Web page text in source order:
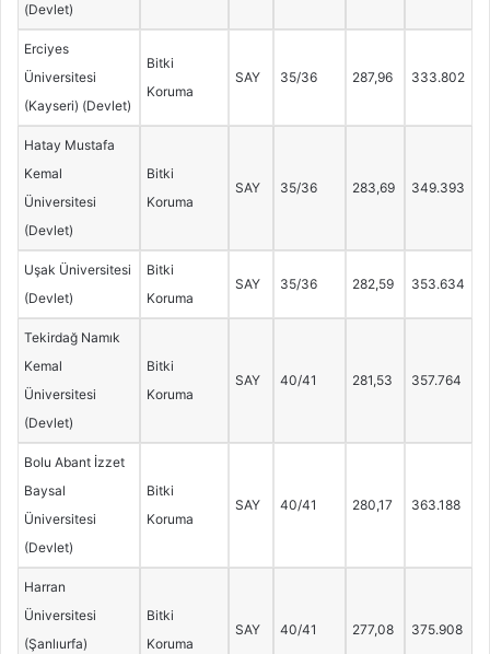
(Devlet)
Erciyes
Üniversitesi
(Kayseri) (Devlet)
Bitki
Koruma
SAY 35/36 287,96 333.802
Hatay Mustafa
Kemal
Üniversitesi
(Devlet)
Bitki
Koruma
SAY 35/36 283,69 349.393
Uşak Üniversitesi
(Devlet)
Bitki
Koruma
SAY 35/36 282,59 353.634
Tekirdağ Namık
Kemal
Üniversitesi
(Devlet)
Bitki
Koruma
SAY 40/41 281,53 357.764
Bolu Abant İzzet
Baysal
Üniversitesi
(Devlet)
Bitki
Koruma
SAY 40/41 280,17 363.188
Harran
Üniversitesi
(Şanlıurfa)
Bitki
Koruma
SAY 40/41 277,08 375.908